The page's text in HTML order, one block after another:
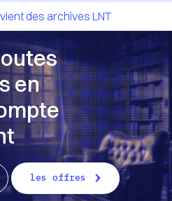
des archives LNT
en
les offres